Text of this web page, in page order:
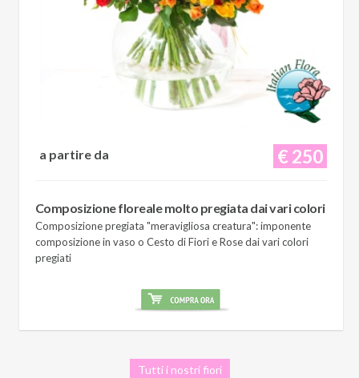
€ 250
a partire da
Composizione floreale molto pregiata dai vari colori
Composizione pregiata "meravigliosa creatura": imponente
composizione in vaso o Cesto di Fiori e Rose dai vari colori
pregiati
Tutti i nostri fiori